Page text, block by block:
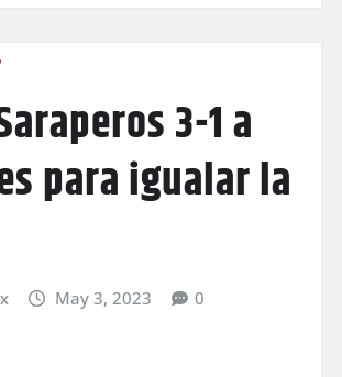
3-1 a
para igualar la
May 3, 2023 0